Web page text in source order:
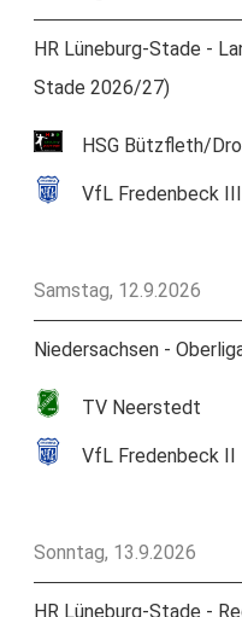
HR Lüneburg-Stade -
Stade 2026/27)
HSG Bützfleth/
VfL Fredenbeck III
Samstag, 12.9.2026
Niedersachsen -
TV Neerstedt
VfL Fredenbeck II
Sonntag, 13.9.2026
HR Lüneburg-Stade -